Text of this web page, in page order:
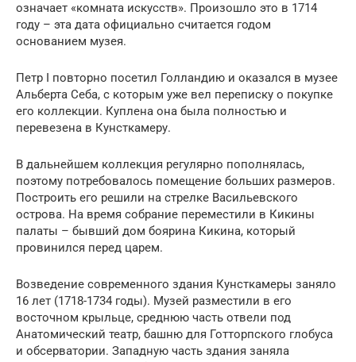
означает «комната искусств». Произошло это в 1714
году – эта дата официально считается годом
основанием музея.
Петр I повторно посетил Голландию и оказался в музее
Альберта Себа, с которым уже вел переписку о покупке
его коллекции. Куплена она была полностью и
перевезена в Кунсткамеру.
В дальнейшем коллекция регулярно пополнялась,
поэтому потребовалось помещение больших размеров.
Построить его решили на стрелке Васильевского
острова. На время собрание переместили в Кикины
палаты – бывший дом боярина Кикина, который
провинился перед царем.
Возведение современного здания Кунсткамеры заняло
16 лет (1718-1734 годы). Музей разместили в его
восточном крыльце, среднюю часть отвели под
Анатомический театр, башню для Готторпского глобуса
и обсерватории. Западную часть здания заняла